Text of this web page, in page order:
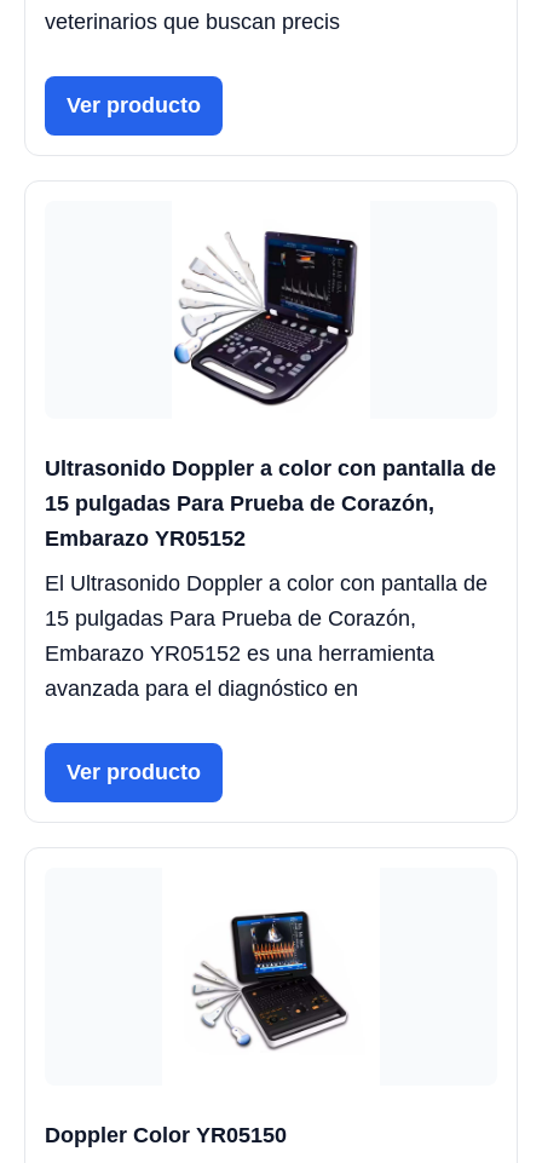
veterinarios que buscan precis
Ver producto
Ultrasonido Doppler a color con pantalla de
15 pulgadas Para Prueba de Corazón,
Embarazo YR05152
El Ultrasonido Doppler a color con pantalla de
15 pulgadas Para Prueba de Corazón,
Embarazo YR05152 es una herramienta
avanzada para el diagnóstico en
Ver producto
Doppler Color YR05150